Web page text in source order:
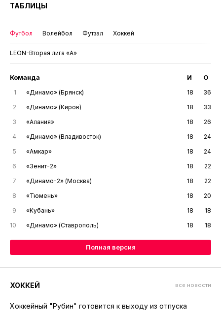
ТАБЛИЦЫ
Футбол Волейбол Футзал Хоккей
LEON-Вторая лига «А»
Команда И О
1 «Динамо» (Брянск) 18
36
2
«Динамо» (Киров) 18
33
3
«Алания» 18
26
4
«Динамо» (Владивосток) 18
24
5
«Амкар» 18
24
6
«Зенит-2» 18
22
7
«Динамо-2» (Москва) 18
22
8
«Тюмень» 18
20
9
«Кубань» 18
18
10
«Динамо» (Ставрополь) 18 18
Полная версия
ХОККЕЙ все новости
Хоккейный "Рубин" готовится к выходу из отпуска